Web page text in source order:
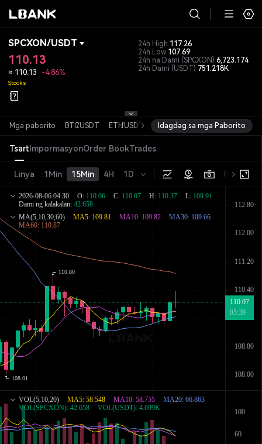
SPCXON/USDT
110.13
≈ 110.13 -4.86%
Stocks
24h High 117.26
24h Low 107.69
24h na Dami (SPCXON) 6,723.174
24h Dami (USDT) 751.218K
Mga paborito BTC/USDT ETH/USDT SOL/USDT XRP/USDT DOGE
Idagdag sa mga Paborito
TsartImpormasyonOrder BookTrades
Linya 1Min 15Min 4H 1D